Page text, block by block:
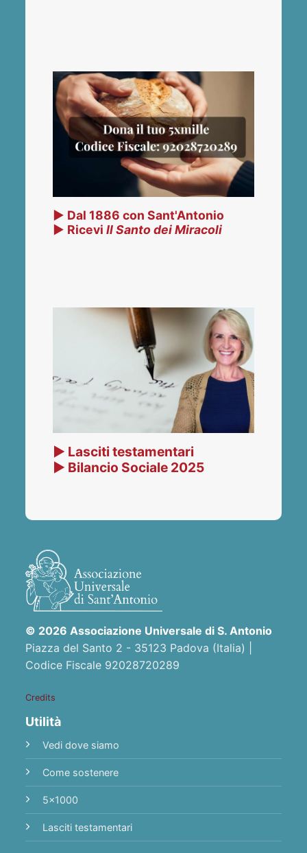
▶ Dal 1886 con Sant'Antonio
▶ RiceviIl Santo dei Miracoli
▶ Lasciti testamentari
▶ Bilancio Sociale 2025
© 2026 Associazione Universale di S. Antonio
Piazza del Santo 2 - 35123 Padova (Italia) |
Codice Fiscale 92028720289
Credits
Utilità
Vedi dove siamo
Come sostenere
5x1000
Lasciti testamentari